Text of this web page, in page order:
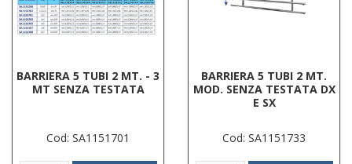
BARRIERA 5 TUBI 2 MT. - 3
MT SENZA TESTATA
Cod: SA1151701
BARRIERA 5 TUBI 2 MT.
MOD. SENZA TESTATA DX
E SX
Cod: SA1151733